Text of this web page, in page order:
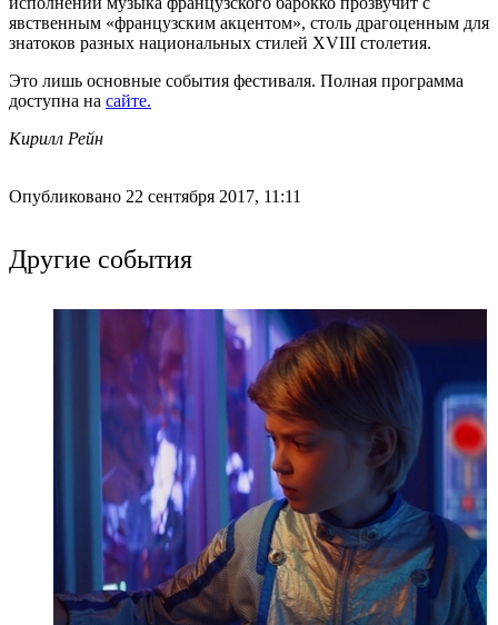
явственным «французским акцентом», столь драгоценным для
знатоков разных национальных стилей XVIII столетия.
Это лишь основные события фестиваля. Полная программа
доступна на сайте.
Кирилл Рейн
Опубликовано 22 сентября 2017, 11:11
Другие события